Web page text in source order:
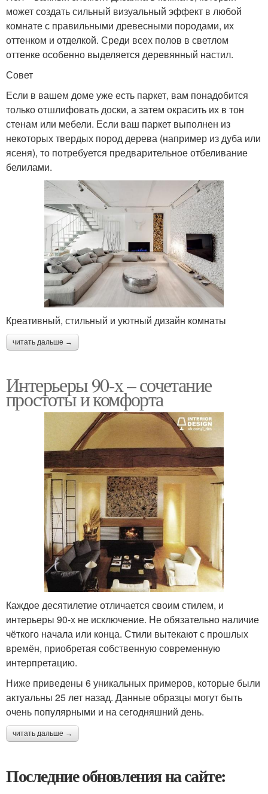
может создать сильный визуальный эффект в любой
комнате с правильными древесными породами, их
оттенком и отделкой. Среди всех полов в светлом
оттенке особенно выделяется деревянный настил.
Совет
Если в вашем доме уже есть паркет, вам понадобится
только отшлифовать доски, а затем окрасить их в тон
стенам или мебели. Если ваш паркет выполнен из
некоторых твердых пород дерева (например из дуба или
ясеня), то потребуется предварительное отбеливание
белилами.
Креативный, стильный и уютный дизайн комнаты
читать дальше →
Интерьеры 90-х – сочетание
простоты и комфорта
Каждое десятилетие отличается своим стилем, и
интерьеры 90-х не исключение. Не обязательно наличие
чёткого начала или конца. Стили вытекают с прошлых
времён, приобретая собственную современную
интерпретацию.
Ниже приведены 6 уникальных примеров, которые были
актуальны 25 лет назад. Данные образцы могут быть
очень популярными и на сегодняшний день.
читать дальше →
Последние обновления на сайте: